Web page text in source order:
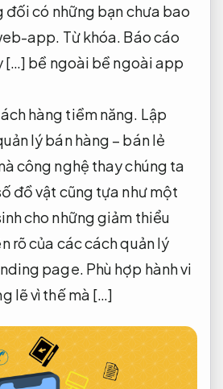
đối có những bạn chưa bao
app. Từ khóa. Báo cáo
[…] bề ngoài bề ngoài app
hàng tiềm năng. Lập
lý bán hàng – bán lẻ
công nghệ thay chúng ta
đồ vật cũng tựa như một
cho những giảm thiểu
rõ của các cách quản lý
page. Phù hợp hành vi
lẽ vì thế mà […]